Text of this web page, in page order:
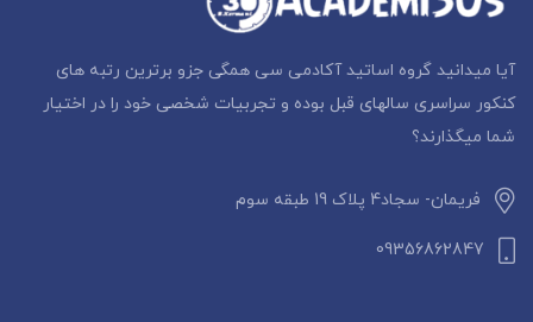
آیا میدانید گروه اساتید آکادمی سی همگی جزو برترین رتبه های
کنکور سراسری سالهای قبل بوده و تجربیات شخصی خود را در اختیار
شما میگذارند؟
فریمان- سجاد4 پلاک 19 طبقه سوم
09356862847